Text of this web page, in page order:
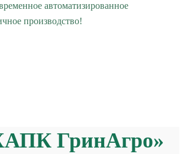
автоматизированное
производство!
ГринАгро»